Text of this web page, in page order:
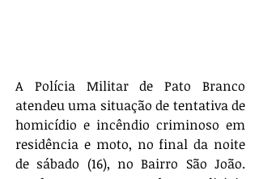
A Polícia Militar de Pato Branco
atendeu uma situação de tentativa de
homicídio e incêndio criminoso em
residência e moto, no final da noite
de sábado (16), no Bairro São João.